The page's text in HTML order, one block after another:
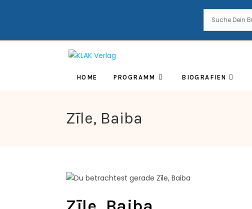
HOME PROGRAMM BIOGRAFIEN
Zīle, Baiba